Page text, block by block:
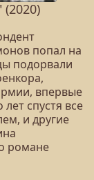
попал на
подорвали
впервые
спустя все
и другие
романе